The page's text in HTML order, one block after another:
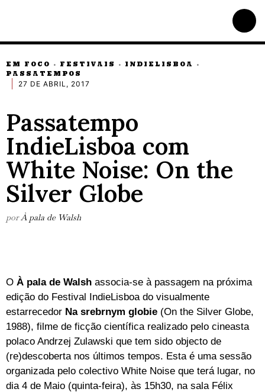
EM FOCO · FESTIVAIS · INDIELISBOA
·
PASSATEMPOS
27 DE ABRIL, 2017
Passatempo
IndieLisboa com
White Noise: On the
Silver Globe
porÀ pala de Walsh
O À pala de Walsh associa-se à passagem na próxima
edição do Festival IndieLisboa do visualmente
estarrecedor Na srebrnym globie (On the Silver Globe,
1988), filme de ficção científica realizado pelo cineasta
polaco Andrzej Zulawski que tem sido objecto de
(re)descoberta nos últimos tempos. Esta é uma sessão
organizada pelo colectivo White Noise que terá lugar, no
dia 4 de Maio (quinta-feira), às 15h30, na sala Félix